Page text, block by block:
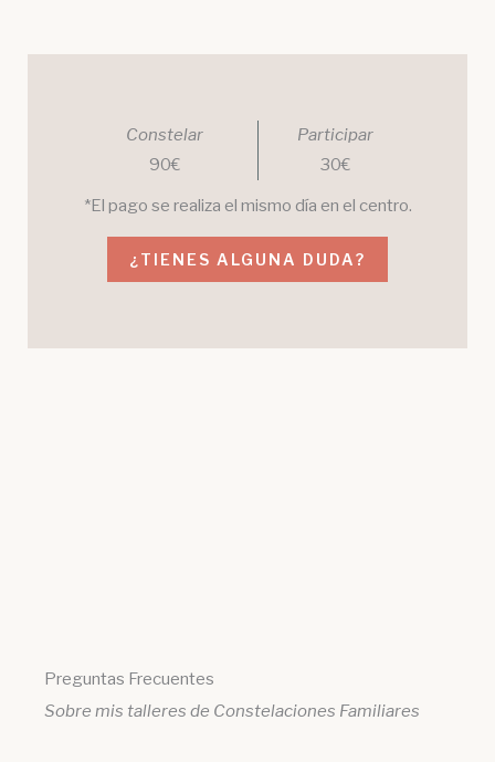
Constelar
90€
Participar
30€
*El pago se realiza el mismo día en el centro.
¿TIENES ALGUNA DUDA?
Preguntas Frecuentes
Sobre mis talleres de Constelaciones Familiares